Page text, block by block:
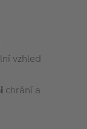
vzhled
chrání a